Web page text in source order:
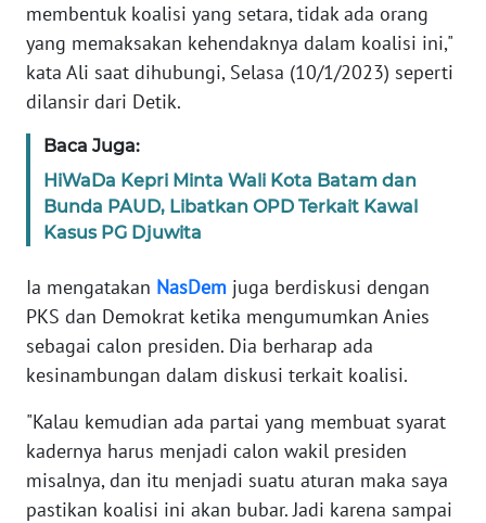
membentuk koalisi yang setara, tidak ada orang
yang memaksakan kehendaknya dalam koalisi ini,"
kata Ali saat dihubungi, Selasa (10/1/2023) seperti
dilansir dari Detik.
Baca Juga:
HiWaDa Kepri Minta Wali Kota Batam dan
Bunda PAUD, Libatkan OPD Terkait Kawal
Kasus PG Djuwita
Ia mengatakan NasDem juga berdiskusi dengan
PKS dan Demokrat ketika mengumumkan Anies
sebagai calon presiden. Dia berharap ada
kesinambungan dalam diskusi terkait koalisi.
"Kalau kemudian ada partai yang membuat syarat
kadernya harus menjadi calon wakil presiden
misalnya, dan itu menjadi suatu aturan maka saya
pastikan koalisi ini akan bubar. Jadi karena sampai
TENTANG
KAMI
MEDIA
SIBER
REDAKSI
KARIR
DISCLAIMER
News
Regional
SUMUT